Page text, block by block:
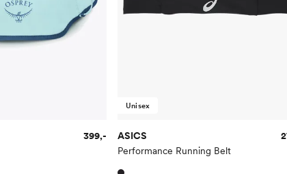
399,-
Unisex
ASICS
Performance Running Belt